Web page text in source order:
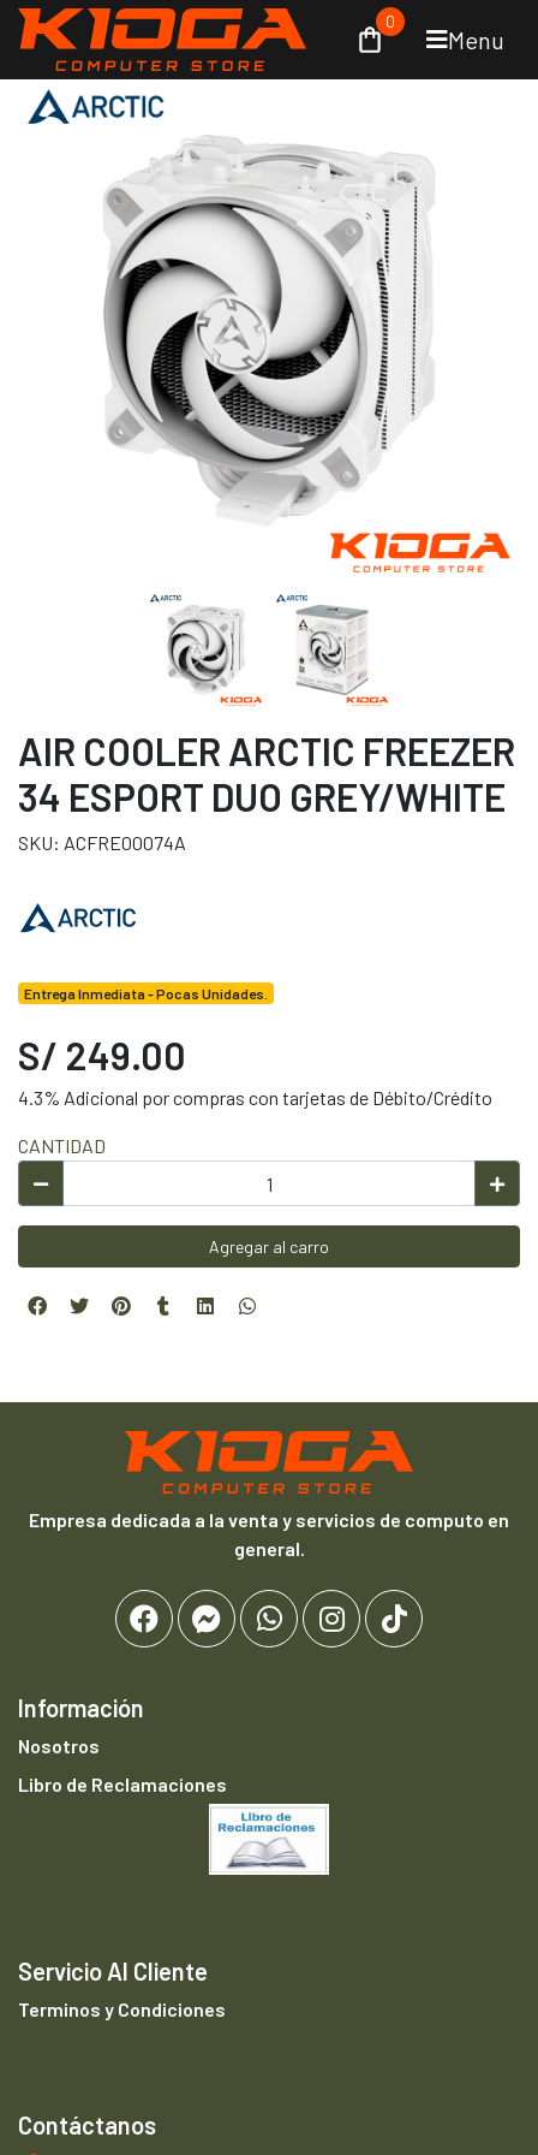
Menu
0
AIR COOLER ARCTIC FREEZER
34 ESPORT DUO GREY/WHITE
SKU: ACFRE00074A
Entrega Inmediata - Pocas Unidades.
S/ 249.00
4.3% Adicional por compras con tarjetas de Débito/Crédito
CANTIDAD
Agregar al carro
Empresa dedicada a la venta y servicios de computo en
general.
Información
Nosotros
Libro de Reclamaciones
Servicio Al Cliente
Terminos y Condiciones
Contáctanos